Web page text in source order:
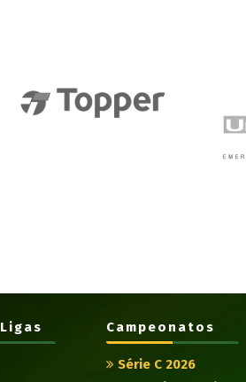
Campeonatos
Série C 2026